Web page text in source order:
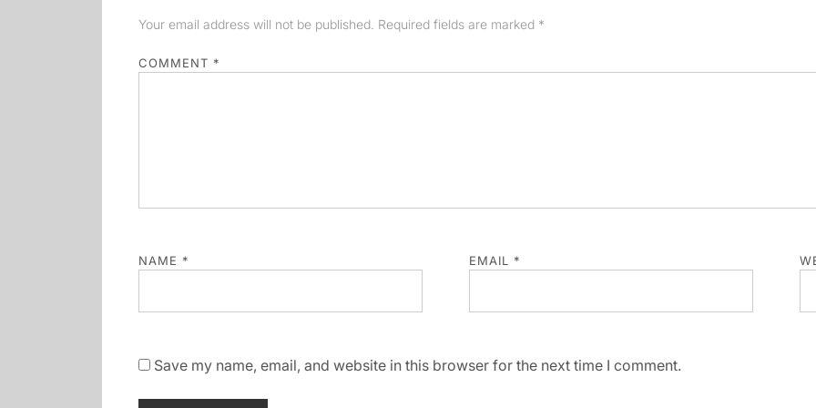
Your email address will not be published. Required fields are marked *
COMMENT *
NAME * EMAIL *
Save my name, email, and website in this browser for the next time I comment.